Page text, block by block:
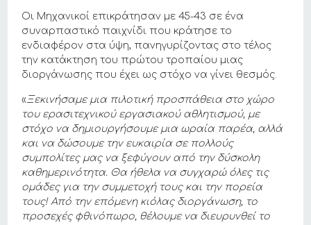
Οι Μηχανικοί επικράτησαν με 45-43 σε ένα
συναρπαστικό παιχνίδι που κράτησε το
ενδιαφέρον στα ύψη, πανηγυρίζοντας στο τέλος
την κατάκτηση του πρώτου τροπαίου μιας
διοργάνωσης που έχει ως στόχο να γίνει θεσμός.
«Ξεκινήσαμε μια πιλοτική προσπάθεια στο χώρο
του ερασιτεχνικού εργασιακού αθλητισμού, με
στόχο να δημιουργήσουμε μια ωραία παρέα, αλλά
και να δώσουμε την ευκαιρία σε πολλούς
συμπολίτες μας να ξεφύγουν από την δύσκολη
καθημερινότητα. Θα ήθελα να συγχαρώ όλες τις
ομάδες για την συμμετοχή τους και την πορεία
τους! Από την επόμενη κιόλας διοργάνωση, το
προσεχές φθινόπωρο, θέλουμε να διευρυνθεί το